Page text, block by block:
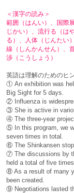
＜漢字の読み＞
範囲（はんい）、国際
じかい）、流行る（は
る）、人体（じんたい
線（しんかんせん）、
渉（こうしょう）
英語は理解のためのヒ
① An exhibition was
Big Sight for 5 days.
② Influenza is
③ She is active in
④ The three-year
⑤ In this program, we
seven times in total.
⑥ The Shinkansen
⑦ The discussions by
held a total of five times.
⑧ As a result of many
been created.
⑨ Negotiations lasted